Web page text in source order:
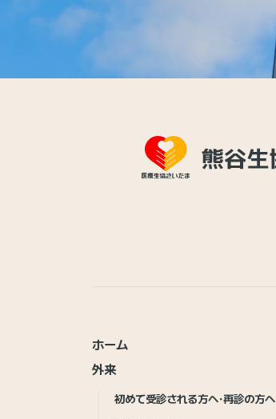
ホーム
外来
初めて受診される方へ・再診の方へ